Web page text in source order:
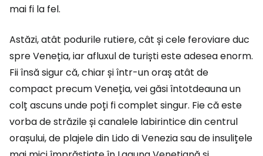
mai fi la fel.
Astăzi, atât podurile rutiere, cât și cele feroviare duc
spre Veneția, iar afluxul de turiști este adesea enorm.
Fii însă sigur că, chiar și într-un oraș atât de
compact precum Veneția, vei găsi întotdeauna un
colț ascuns unde poți fi complet singur. Fie că este
vorba de străzile și canalele labirintice din centrul
orașului, de plajele din Lido di Venezia sau de insulițele